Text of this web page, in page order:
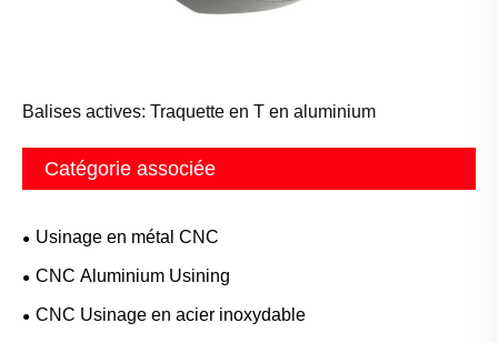
Balises actives: Traquette en T en aluminium
Catégorie associée
Usinage en métal CNC
CNC Aluminium Usining
CNC Usinage en acier inoxydable